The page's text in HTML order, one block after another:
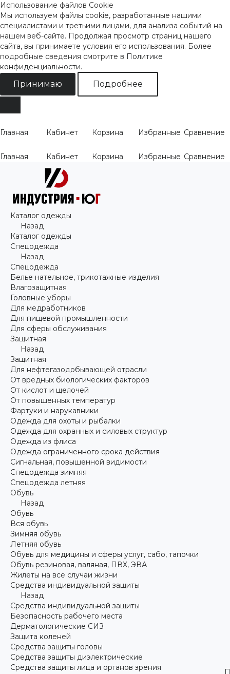
Использование файлов Cookie
Мы используем файлы cookie, разработанные нашими
специалистами и третьими лицами, для анализа событий на
нашем веб-сайте. Продолжая просмотр страниц нашего
сайта, вы принимаете условия его использования. Более
подробные сведения смотрите в Политике
конфиденциальности.
Принимаю Подробнее
Главная Кабинет Корзина Избранные Сравнение
Главная Кабинет Корзина Избранные Сравнение
Каталог одежды
Назад
Каталог одежды
Спецодежда
Назад
Спецодежда
Белье нательное, трикотажные изделия
Влагозащитная
Головные уборы
Для медработников
Для пищевой промышленности
Для сферы обслуживания
Защитная
Назад
Защитная
Для нефтегазодобывающей отрасли
От вредных биологических факторов
От кислот и щелочей
От повышенных температур
Фартуки и нарукавники
Одежда для охоты и рыбалки
Одежда для охранных и силовых структур
Одежда из флиса
Одежда ограниченного срока действия
Сигнальная, повышенной видимости
Спецодежда зимняя
Спецодежда летняя
Обувь
Назад
Обувь
Вся обувь
Зимняя обувь
Летняя обувь
Обувь для медицины и сферы услуг, сабо, тапочки
Обувь резиновая, валяная, ПВХ, ЭВА
Жилеты на все случаи жизни
Средства индивидуальной защиты
Назад
Средства индивидуальной защиты
Безопасность рабочего места
Дерматологические СИЗ
Защита коленей
Средства защиты головы
Средства защиты диэлектрические
Средства защиты лица и органов зрения